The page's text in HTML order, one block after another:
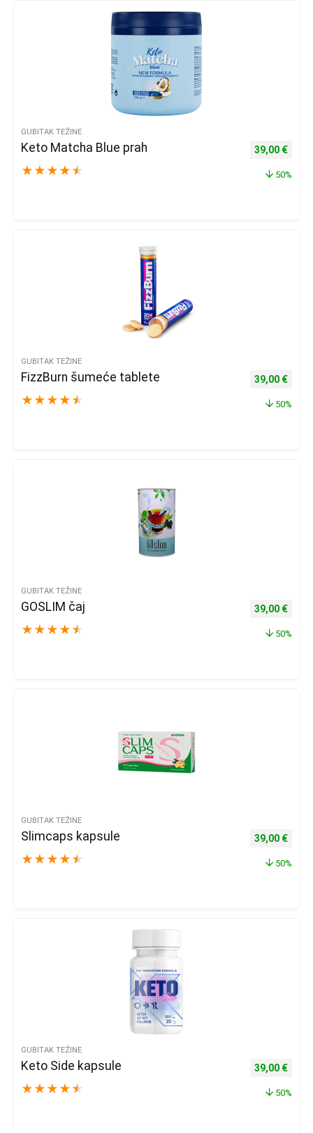
GUBITAK TEŽINE
Keto Matcha Blue prah
★ ★ ★ ★ ★
Izvorna
39,00 €
50%
GUBITAK TEŽINE
FizzBurn šumeće tablete
★ ★ ★ ★ ★
Izvorna
39,00 €
50%
GUBITAK TEŽINE
GOSLIM čaj
★ ★ ★ ★ ★
Izvorna
39,00 €
50%
GUBITAK TEŽINE
Slimcaps kapsule
★ ★ ★ ★ ★
Izvorna
39,00 €
50%
GUBITAK TEŽINE
Keto Side kapsule
★ ★ ★ ★ ★
Izvorna
39,00 €
50%